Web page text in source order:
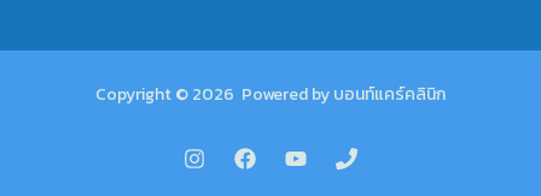
Copyright © 2026 Powered by บอนท์แคร์คลินิก